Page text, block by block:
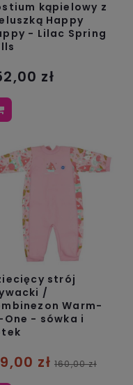
kąpielowy z
Happy
- Lilac Spring
zł
strój
/
Warm-
One - sówka i
zł 160,00 zł